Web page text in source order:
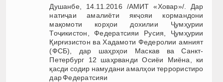
Душанбе, 14.11.2016 /АМИТ «Ховар»/. Дар
натиҷаи амалиёти якҷояи кормандони
мақомоти корҳои дохилии Ҷумҳурии
Тоҷикистон, Федератсияи Русия, Ҷумҳурии
Қирғизистон ва Хадамоти Федеролии амният
(ФСБ), дар шаҳрҳои Маскав ва Санкт-
Петербург 12 шаҳрванди Осиёи Миёна, ки
қасди содир намудани амалҳои террористиро
дар Федератсияи